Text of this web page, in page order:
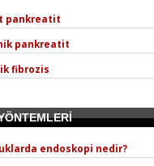
pankreatit
pankreatit
fibrozis
endoskopi nedir?